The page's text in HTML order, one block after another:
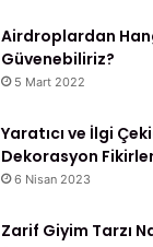
Airdroplardan
Güvenebiliriz?
5 Mart 2022
Yaratıcı ve İlgi
Dekorasyon
6 Nisan 2023
Zarif Giyim Tarzı